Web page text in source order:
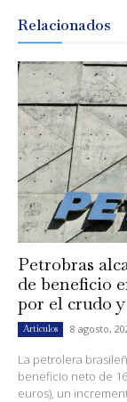
Relacionados
Petrobras
de beneficio
por el crudo
Artículos 8 agosto,
La petrolera
beneficio neto de
euros), un